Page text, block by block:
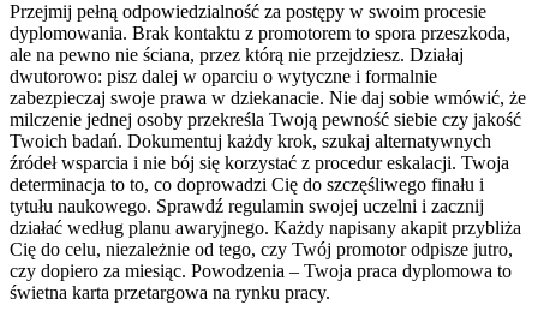
Przejmij pełną odpowiedzialność za postępy w swoim procesie
dyplomowania. Brak kontaktu z promotorem to spora przeszkoda,
ale na pewno nie ściana, przez którą nie przejdziesz. Działaj
dwutorowo: pisz dalej w oparciu o wytyczne i formalnie
zabezpieczaj swoje prawa w dziekanacie. Nie daj sobie wmówić, że
milczenie jednej osoby przekreśla Twoją pewność siebie czy jakość
Twoich badań. Dokumentuj każdy krok, szukaj alternatywnych
źródeł wsparcia i nie bój się korzystać z procedur eskalacji. Twoja
determinacja to to, co doprowadzi Cię do szczęśliwego finału i
tytułu naukowego. Sprawdź regulamin swojej uczelni i zacznij
działać według planu awaryjnego. Każdy napisany akapit przybliża
Cię do celu, niezależnie od tego, czy Twój promotor odpisze jutro,
czy dopiero za miesiąc. Powodzenia – Twoja praca dyplomowa to
świetna karta przetargowa na rynku pracy.